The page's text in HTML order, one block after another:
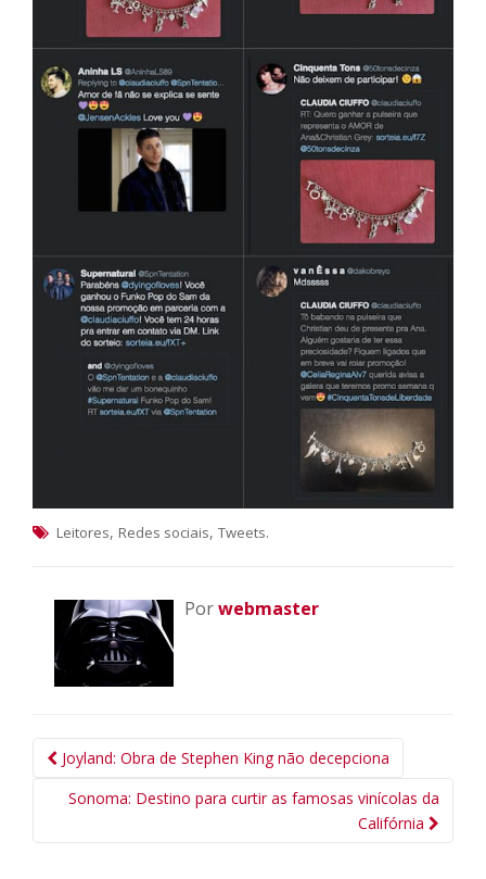
Leitores, Redes sociais, Tweets.
Porwebmaster
Navegação
Joyland: Obra de Stephen King não decepciona
Sonoma: Destino para curtir as famosas vinícolas da
Califórnia